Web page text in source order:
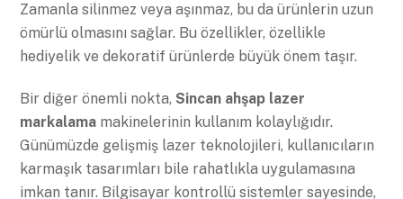
Zamanla silinmez veya aşınmaz, bu da ürünlerin uzun
ömürlü olmasını sağlar. Bu özellikler, özellikle
hediyelik ve dekoratif ürünlerde büyük önem taşır.
Bir diğer önemli nokta, Sincan ahşap lazer
markalama makinelerinin kullanım kolaylığıdır.
Günümüzde gelişmiş lazer teknolojileri, kullanıcıların
karmaşık tasarımları bile rahatlıkla uygulamasına
imkan tanır. Bilgisayar kontrollü sistemler sayesinde,